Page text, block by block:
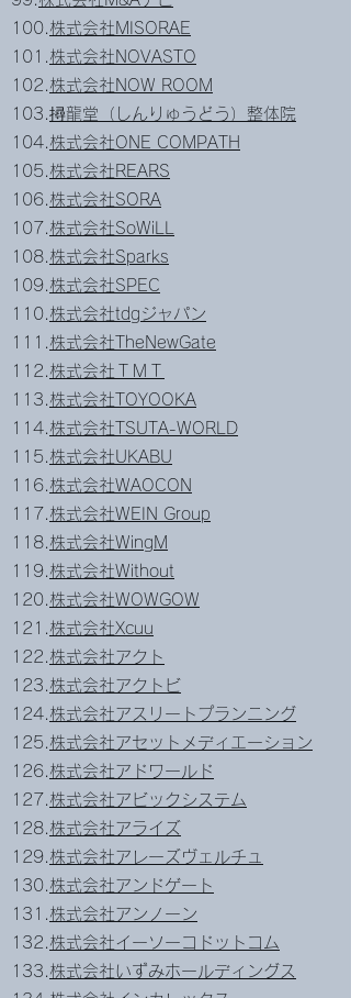
100. 株式会社MISORAE
101. 株式会社NOVASTO
102. 株式会社NOW ROOM
103.撏龍堂（しんりゅうどう）整体院
104. 株式会社ONE COMPATH
105. 株式会社REARS
106. 株式会社SORA
107. 株式会社SoWiLL
108. 株式会社Sparks
109. 株式会社SPEC
110. 株式会社tdgジャパン
111. 株式会社TheNewGate
112. 株式会社ＴＭＴ
113. 株式会社TOYOOKA
114. 株式会社TSUTA-WORLD
115. 株式会社UKABU
116. 株式会社WAOCON
117. 株式会社WEIN Group
118. 株式会社WingM
119. 株式会社Without
120. 株式会社WOWGOW
121. 株式会社Xcuu
122. 株式会社アクト
123. 株式会社アクトビ
124. 株式会社アスリートプランニング
125. 株式会社アセットメディエーション
126. 株式会社アドワールド
127. 株式会社アビックシステム
128. 株式会社アライズ
129. 株式会社アレーズヴェルチュ
130. 株式会社アンドゲート
131. 株式会社アンノーン
132. 株式会社イーソーコドットコム
133. 株式会社いずみホールディングス